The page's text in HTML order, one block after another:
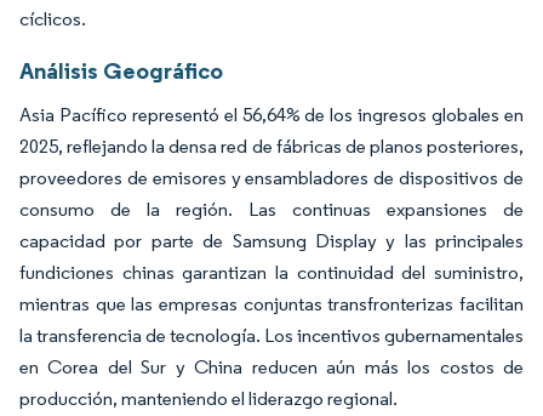
cíclicos.
Análisis Geográfico
Asia Pacífico representó el 56,64% de los ingresos globales en
2025, reflejando la densa red de fábricas de planos posteriores,
proveedores de emisores y ensambladores de dispositivos de
consumo de la región. Las continuas expansiones de
capacidad por parte de Samsung Display y las principales
fundiciones chinas garantizan la continuidad del suministro,
mientras que las empresas conjuntas transfronterizas facilitan
la transferencia de tecnología. Los incentivos gubernamentales
en Corea del Sur y China reducen aún más los costos de
producción, manteniendo el liderazgo regional.